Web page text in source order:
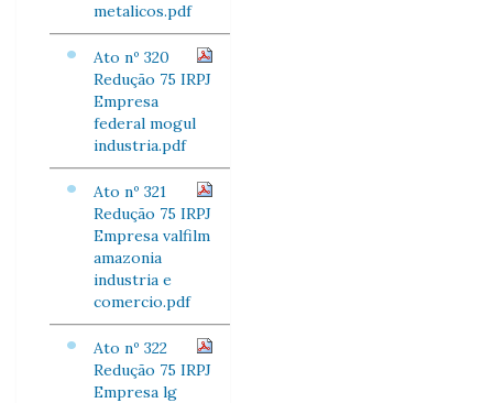
metalicos.pdf
Ato nº 320
Redução 75 IRPJ
Empresa
federal mogul
industria.pdf
Ato nº 321
Redução 75 IRPJ
Empresa valfilm
amazonia
industria e
comercio.pdf
Ato nº 322
Redução 75 IRPJ
Empresa lg